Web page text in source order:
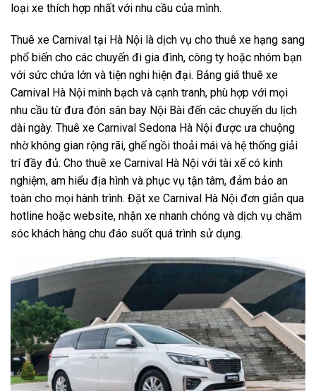
loại xe thích hợp nhất với nhu cầu của mình.
Thuê xe Carnival tại Hà Nội là dịch vụ cho thuê xe hạng sang
phổ biến cho các chuyến đi gia đình, công ty hoặc nhóm bạn
với sức chứa lớn và tiện nghi hiện đại. Bảng giá thuê xe
Carnival Hà Nội minh bạch và cạnh tranh, phù hợp với mọi
nhu cầu từ đưa đón sân bay Nội Bài đến các chuyến du lịch
dài ngày. Thuê xe Carnival Sedona Hà Nội được ưa chuộng
nhờ không gian rộng rãi, ghế ngồi thoải mái và hệ thống giải
trí đầy đủ. Cho thuê xe Carnival Hà Nội với tài xế có kinh
nghiệm, am hiểu địa hình và phục vụ tận tâm, đảm bảo an
toàn cho mọi hành trình. Đặt xe Carnival Hà Nội đơn giản qua
hotline hoặc website, nhận xe nhanh chóng và dịch vụ chăm
sóc khách hàng chu đáo suốt quá trình sử dụng.